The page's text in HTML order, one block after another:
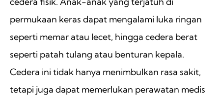
permukaan keras dapat mengalami luka ringan
seperti memar atau lecet, hingga cedera berat
seperti patah tulang atau benturan kepala.
Cedera ini tidak hanya menimbulkan rasa sakit,
tetapi juga dapat memerlukan perawatan medis